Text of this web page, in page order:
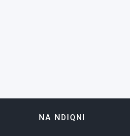
NA NDIQNI